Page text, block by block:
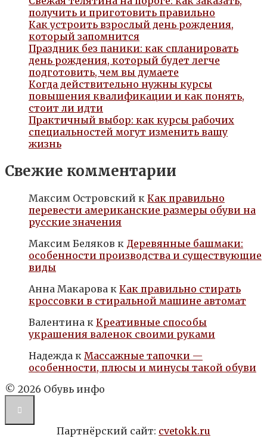
получить и приготовить правильно
Как устроить взрослый день рождения,
который запомнится
Праздник без паники: как спланировать
день рождения, который будет легче
подготовить, чем вы думаете
Когда действительно нужны курсы
повышения квалификации и как понять,
стоит ли идти
Практичный выбор: как курсы рабочих
специальностей могут изменить вашу
жизнь
Свежие комментарии
Максим Островский к Как правильно
перевести американские размеры обуви на
русские значения
Максим Беляков к Деревянные башмаки:
особенности производства и существующие
виды
Анна Макарова к Как правильно стирать
кроссовки в стиральной машине автомат
Валентина к Креативные способы
украшения валенок своими руками
Надежда к Массажные тапочки —
особенности, плюсы и минусы такой обуви
© 2026 Обувь инфо
Партнёрский сайт: cvetokk.ru